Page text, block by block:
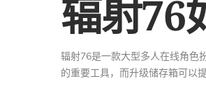
辐射76
辐射76是一款大型多人在线角色
的重要工具，而升级储存箱可以